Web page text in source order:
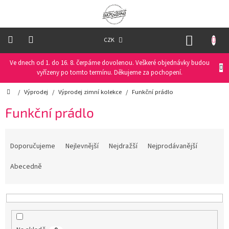
Ve dnech od 1. do 16. 8. čerpáme dovolenou. Veškeré objednávky budou
vyřízeny po tomto termínu. Děkujeme za pochopení.
CZK
Oblečení
na
běžky
Funkční
Helmy
Domů
/ Výprodej / Výprodej zimní kolekce / Funkční prádlo
Funkční prádlo
p
Doporučujeme Nejlevnější Nejdražší
Nejprodávanější
Abecedně